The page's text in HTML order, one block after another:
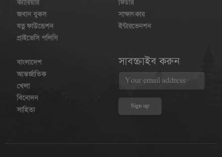
ক্যারিয়ার
জবান বুকস
যত্ন ফাউন্ডেশন
প্রাইভেসি পলিসি
ফিচার
সাক্ষাৎকার
ইন্টারভেনশন
বাংলাদেশ
আন্তর্জাতিক
খেলা
বিনোদন
সাহিত্য
সাবস্ক্রাইব করুন